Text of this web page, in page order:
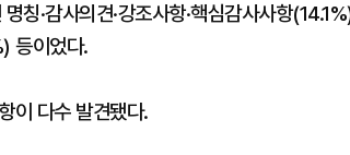
칭·감사의견·강조사항·핵심감사사항
등이었다.
이 다수 발견됐다.